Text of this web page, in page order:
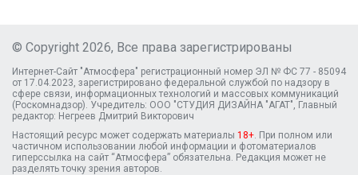
© Copyright 2026, Все права зарегистрированы
Интернет-Сайт "Атмосфера" регистрационный номер ЭЛ № ФС 77 - 85094
от 17.04.2023, зарегистрировано федеральной службой по надзору в
сфере связи, информационных технологий и массовых коммуникаций
(Роскомнадзор). Учредитель: ООО "СТУДИЯ ДИЗАЙНА "АГАТ", Главный
редактор: Негреев Дмитрий Викторович
Настоящий ресурс может содержать материалы 18+ . При полном или
частичном использовании любой информации и фотоматериалов
гиперссылка на сайт “Атмосфера” обязательна. Редакция может не
разделять точку зрения авторов.